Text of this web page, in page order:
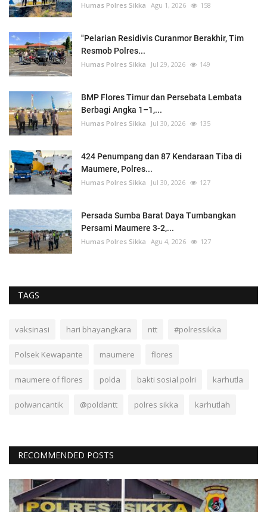
Humas Polres Sikka Agu 1, 2026 158
"Pelarian Residivis Curanmor Berakhir, Tim
Resmob Polres...
Humas Polres Sikka Jul 29, 2026 149
BMP Flores Timur dan Persebata Lembata
Berbagi Angka 1–1,...
Humas Polres Sikka Jul 30, 2026 135
424 Penumpang dan 87 Kendaraan Tiba di
Maumere, Polres...
Humas Polres Sikka Jul 30, 2026 127
Persada Sumba Barat Daya Tumbangkan
Persami Maumere 3-2,...
Humas Polres Sikka Agu 4, 2026 127
TAGS
vaksinasi hari bhayangkara ntt #polressikka
Polsek Kewapante maumere flores
maumere of flores polda bakti sosial polri karhutla
polwancantik @poldantt polres sikka karhutlah
RECOMMENDED POSTS